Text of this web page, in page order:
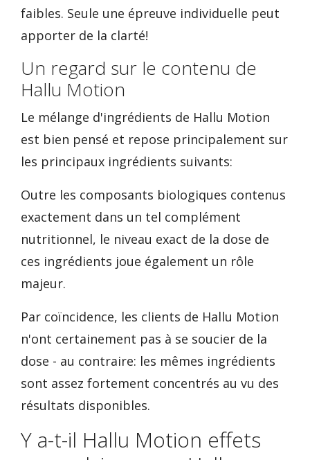
faibles. Seule une épreuve individuelle peut
apporter de la clarté!
Un regard sur le contenu de
Hallu Motion
Le mélange d'ingrédients de Hallu Motion
est bien pensé et repose principalement sur
les principaux ingrédients suivants:
Outre les composants biologiques contenus
exactement dans un tel complément
nutritionnel, le niveau exact de la dose de
ces ingrédients joue également un rôle
majeur.
Par coïncidence, les clients de Hallu Motion
n'ont certainement pas à se soucier de la
dose - au contraire: les mêmes ingrédients
sont assez fortement concentrés au vu des
résultats disponibles.
Y a-t-il Hallu Motion effets